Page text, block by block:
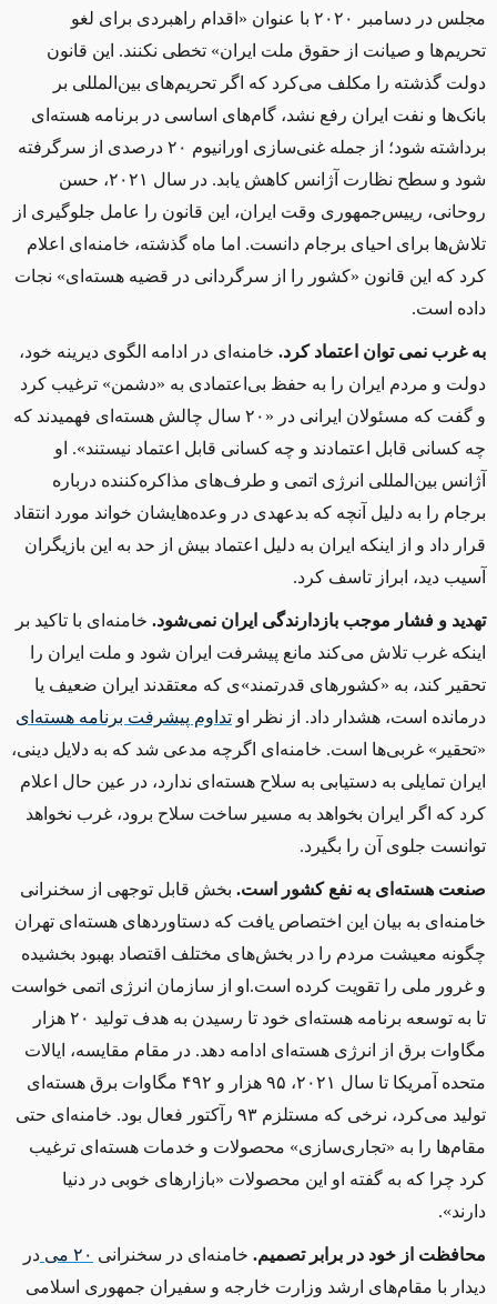
مجلس در دسامبر ۲۰۲۰ با عنوان
« اقدام راهبردی برای لغو
تحریم‌ها و صیانت از حقوق ملت ایران» تخطی نکنند. این قانون
دولت گذشته را مکلف می‌کرد که اگر تحریم‌های بین‌المللی بر
بانک‌ها و نفت ایران رفع نشد، گام‌های اساسی در برنامه‌ هسته‌ای
برداشته شود؛ از جمله غنی‌سازی اورانیوم ۲۰ درصدی از سرگرفته
شود و سطح نظارت آژانس کاهش یابد. در سال ۲۰۲۱، حسن
روحانی، رییس‌جمهوری وقت ایران، این قانون را عامل جلوگیر‌ی از
تلاش‌ها برای احیای برجام دانست. اما ماه گذشته، خامنه‌ای اعلام
کرد که این قانون «کشور را از سرگردانی در قضیه هسته‌ای» نجات
داده است.
به غرب ‌ نمی توان اعتماد کرد. خامنه ‌ای در ادامه الگوی دیرینه خود،
دولت و مردم ایران را به حفظ بی‌اعتمادی به «دشمن» ترغیب کرد
و گفت که مسئولان ایرانی در «
۲۰ سال چالش‌ هسته‌ای فهمیدند که
چه کسانی قابل اعتمادند و چه کسانی قابل اعتماد نیستند». او
آژانس بین‌المللی انرژی اتمی و طرف‌های مذاکره‌کننده درباره
برجام را به دلیل آنچه که بدعهدی در وعده‌هایشان خواند مورد انتقاد
قرار داد و از اینکه ایران به دلیل اعتماد بیش از حد به این بازیگران
آسیب دید، ابراز تاسف کرد.
تهدید و فشار موجب بازدارندگی ایران نمی‌شود. خامنه ‌ای با تاکید بر
اینکه غرب تلاش می‌کند مانع پیشرفت ایران شود و ملت ایران را
تحقیر کند، به «کشورهای قدرتمند»ی که معتقدند ایران ضعیف یا
درمانده است، هشدار داد. از نظر او تداوم پیشرفت برنامه هسته‌ای
«تحقیر» غربی‌ها است. خامنه ‌ای اگرچه مدعی شد که به دلایل دینی،
ایران تمایلی به دستیابی به سلاح هسته‌ای ندارد، در عین حال اعلام
کرد که اگر ایران بخواهد به مسیر ساخت سلاح برود، غرب نخواهد
توانست جلوی آن را بگیرد.
صنعت هسته‌ای به نفع کشور است. بخش قابل توجهی از سخنرانی
خامنه‌ای به بیان این اختصاص یافت که دستاوردهای هسته‌ای تهران
چگونه معیشت مردم را در بخش‌های مختلف اقتصاد بهبود بخشیده
و غرور ملی را تقویت کرده است.او از سازمان انرژی اتمی خواست
تا به توسعه برنامه هسته‌ای خود تا رسیدن به هدف تولید ۲۰ هزار
مگاوات برق از انرژی هسته‌ای ادامه دهد. در مقام مقایسه، ایالات
متحده آمریکا تا سال ۲۰۲۱، ۹۵ هزار و ۴۹۲ مگاوات برق هسته‌ای
تولید می‌کرد، نرخی که مستلزم ۹۳ رآکتور فعال بود.
خامنه ‌ای حتی
مقام‌ها را به «تجاری‌سازی» محصولات و خدمات هسته‌ای ترغیب
کرد چرا که به گفته او این محصولات «بازارهای خوبی در دنیا
دارند».
محافظت از خود در برابر تصمیم. خامنه ‌ای در سخنرانی ۲۰ می
در
دیدار با مقام‌های ارشد وزارت خارجه و سفیران جمهوری اسلامی